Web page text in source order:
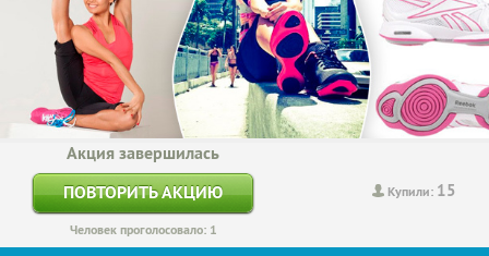
Купили: 15
Акция завершилась
ПОВТОРИТЬ АКЦИЮ
Человек проголосовало: 1